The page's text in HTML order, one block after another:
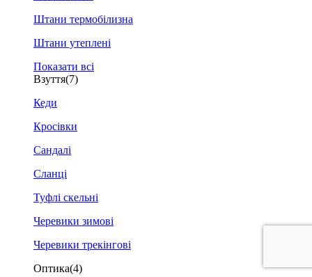
Штани термобілизна
Штани утеплені
Показати всі
Взуття(7)
Кеди
Кросівки
Сандалі
Сланці
Туфлі скельні
Черевики зимові
Черевики трекінгові
Оптика(4)